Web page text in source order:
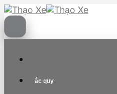
Skip
to
content
ắc quy